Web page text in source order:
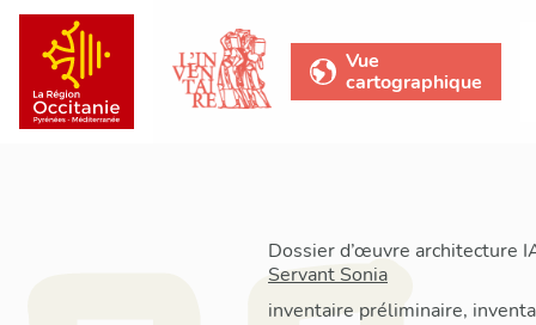
Vue
cartographique
Dossier d’œuvre architecture
Servant Sonia
inventaire préliminaire,